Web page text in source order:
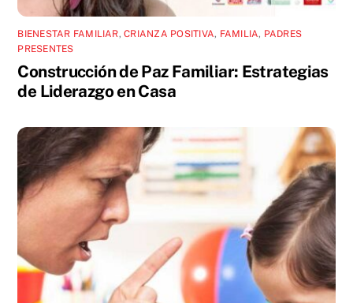
BIENESTAR FAMILIAR,CRIANZA POSITIVA, FAMILIA, PADRES
PRESENTES
Construcción de Paz Familiar: Estrategias
de Liderazgo en Casa